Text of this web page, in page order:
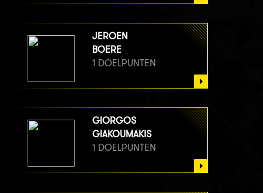
JEROEN
BOERE
1 DOELPUNTEN
GIORGOS
GIAKOUMAKIS
1 DOELPUNTEN